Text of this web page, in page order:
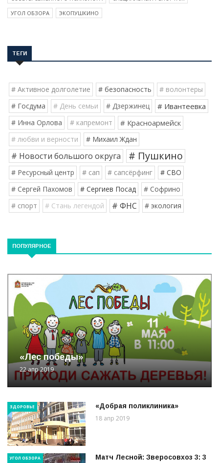
УГОЛ ОБЗОРА
ЭКОПУШКИНО
ТЕГИ
# Активное долголетие # безопасность
# волонтеры
# Госдума
# День семьи # Дзержинец # Ивантеевка
# Инна Орлова # капремонт # Красноармейск
# любви и верности # Михаил Ждан
# Новости большого округа # Пушкино
# Ресурсный центр # сап # сапсёрфинг
# СВО
# Сергей Пахомов
# Сергиев Посад
# Софрино
# спорт
# Стань легендой # ФНС # экология
ПОПУЛЯРНОЕ
«Лес победы»
22 апр 2019
ЗДОРОВЬЕ «Добрая поликлиника»
18 апр 2019
УГОЛ ОБЗОРА Матч Лесной: Зверосовхоз 3: 3